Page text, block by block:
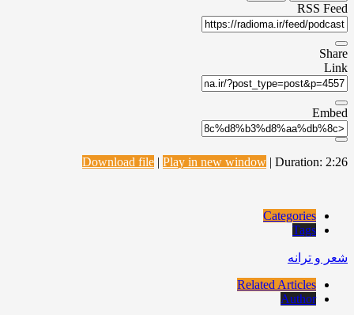
RSS Feed
Share
Link
Embed
Download file | Play in new window | Duration: 2:26
Categories
Tags
شعر و ترانه
Related Articles
Author